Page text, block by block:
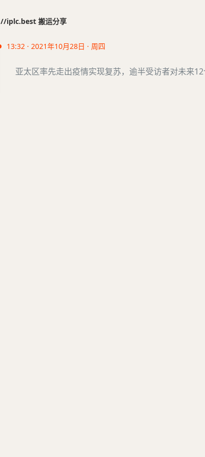
//iplc.best 搬运分享
13:32 · 2021年10月28日 · 周四
亚太区率先走出疫情实现复苏，逾半受访者对未来